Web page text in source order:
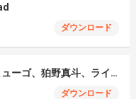
ダウンロード
モエチャッカファイア – ヒューゴ、狛野真斗、ライト、セヴェリアン (Cover )
ダウンロード